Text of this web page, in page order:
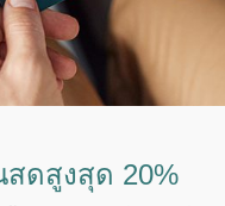
สดสูงสุด 20%​